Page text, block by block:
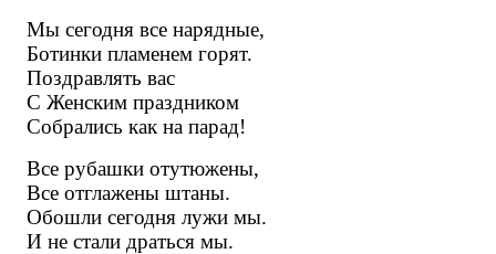
Мы сегодня все нарядные,
Ботинки пламенем горят.
Поздравлять вас
С Женским праздником
Собрались как на парад!
Все рубашки отутюжены,
Все отглажены штаны.
Обошли сегодня лужи мы.
И не стали драться мы.